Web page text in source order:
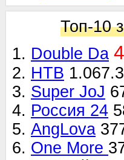
Топ-10
1. Double Da
2. НТВ
3. Super JoJ
4. Россия 24
5. AngLova
6. One More